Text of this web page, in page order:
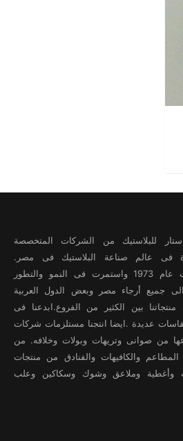
للبلاستيك من الشركات المتخصصة
فى عالم صناعة البلاستيك فى مصر.
تأسست عام 1973 واستمرت فى النمو والتطور
جميع أرجاء مصر وبعض الدول العربية
بين الكثير من الفروع.ابدعنا فى
عديدة .ايضا انتجنا مستلزمات شركات
من صوانى وتريهات وبولات وخلافه. من
والكافيهات والفنادق من منتجات
وأغطية وملاعق وشوك وسكاكين وعلب